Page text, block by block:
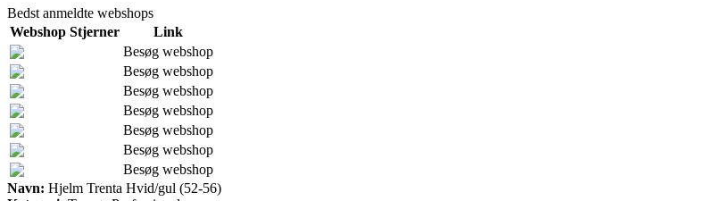
Bedst anmeldte webshops
Webshop Stjerner
Link
Besøg webshop
Besøg webshop
Besøg webshop
Besøg webshop
Besøg webshop
Besøg webshop
Besøg webshop
Navn: Hjelm Trenta Hvid/gul (52-56)